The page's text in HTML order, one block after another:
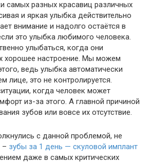
самых разных красавиц различных
и яркая улыбка действительно
внимание и надолго остаётся в
это улыбка любимого человека.
улыбаться, когда они
хорошее настроение. Мы можем
ведь улыбка автоматически
лице, это не контролируется.
когда человек может
из-за этого. А главной причиной
зубов или вовсе их отсутствие.
с данной проблемой, не
– зубы за 1 день — скуловой имплант
даже в самых критических